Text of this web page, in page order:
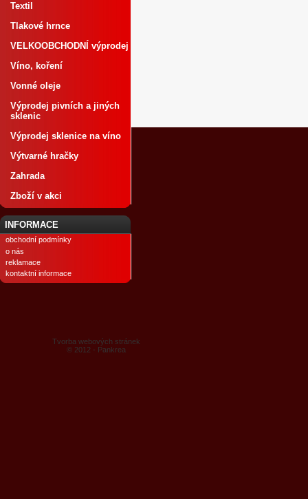
Textil
Tlakové hrnce
VELKOOBCHODNÍ výprodej
Víno, koření
Vonné oleje
Výprodej pivních a jiných
sklenic
Výprodej sklenice na víno
Výtvarné hračky
Zahrada
Zboží v akci
INFORMACE
obchodní podmínky
o nás
reklamace
kontaktní informace
Tvorba webových stránek
© 2012 - Pankrea